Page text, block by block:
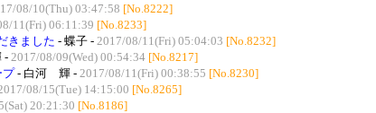
08/10(Thu) 03:47:58 [No.8222]
11(Fri) 06:11:39 [No.8233]
きました - 蝶子 - 2017/08/11(Fri) 05:04:03 [No.8232]
- 2017/08/09(Wed) 00:54:34 [No.8217]
プ- 白河 輝 - 2017/08/11(Fri) 00:38:55 [No.8230]
08/15(Tue) 14:15:00 [No.8265]
20:21:30 [No.8186]